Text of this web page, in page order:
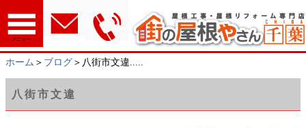
メニュー
ホーム ＞ ブログ ＞八街市文違.....
八街市文違